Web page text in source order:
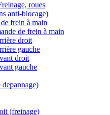
roues
anti-blocage)
frein à main
de frein à main
droit
gauche
droit
gauche
(freinage)